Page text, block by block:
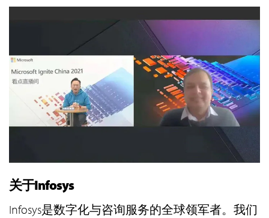
关于Infosys
Infosys是数字化与咨询服务的全球领军者。我们